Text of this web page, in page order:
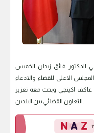
الدكتور فائق زيدان الخميس
له، المجلس الاعلى للقضاء والادعاء
عاكف اكينجي وبحث معه تعزيز